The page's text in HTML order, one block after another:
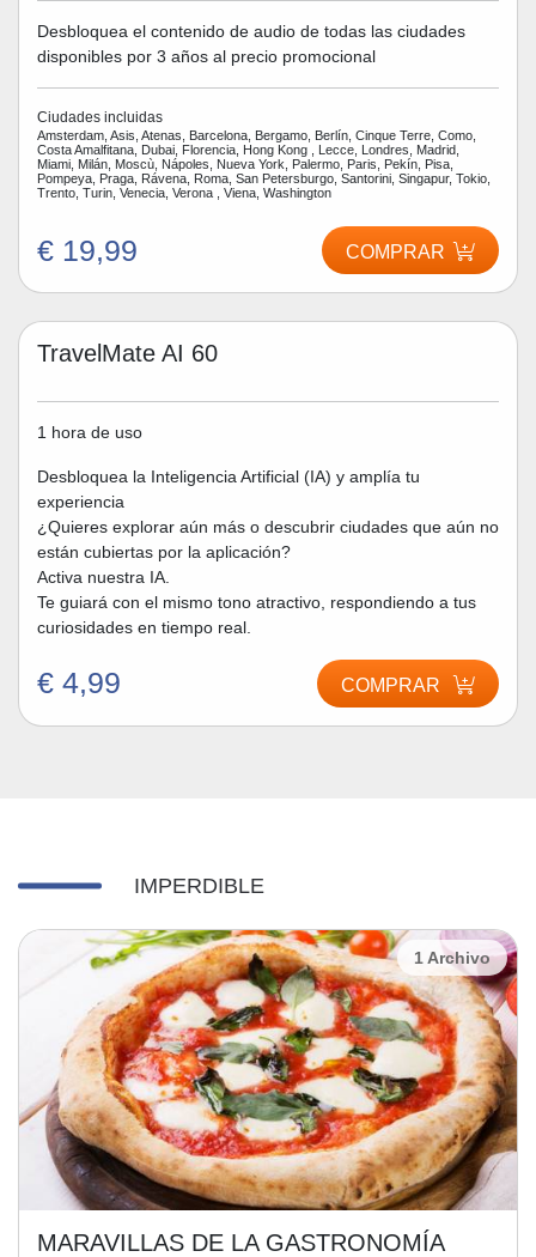
Desbloquea el contenido de audio de todas las ciudades
disponibles por 3 años al precio promocional
Ciudades incluidas
Amsterdam, Asis, Atenas, Barcelona, Bergamo, Berlín, Cinque Terre, Como,
Costa Amalfitana, Dubai, Florencia, Hong Kong , Lecce, Londres, Madrid,
Miami, Milán, Moscù, Nápoles, Nueva York, Palermo, Paris, Pekín, Pisa,
Pompeya, Praga, Rávena, Roma, San Petersburgo, Santorini, Singapur, Tokio,
Trento, Turin, Venecia, Verona , Viena, Washington
€ 19,99 COMPRAR
TravelMate AI 60
1 hora de uso
Desbloquea la Inteligencia Artificial (IA) y amplía tu
experiencia
¿Quieres explorar aún más o descubrir ciudades que aún no
están cubiertas por la aplicación?
Activa nuestra IA.
Te guiará con el mismo tono atractivo, respondiendo a tus
curiosidades en tiempo real.
€ 4,99 COMPRAR
IMPERDIBLE
1 Archivo
MARAVILLAS DE LA GASTRONOMÍA